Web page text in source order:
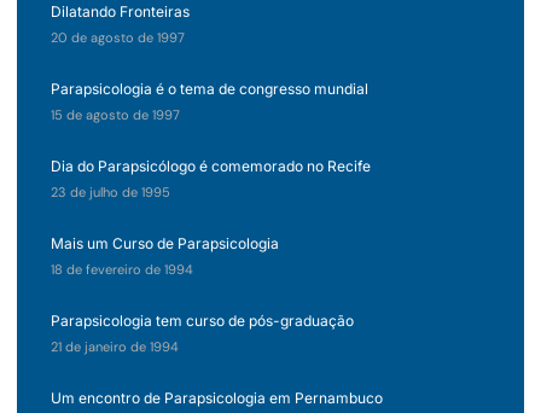
Dilatando Fronteiras
20 de agosto de 1997
Parapsicologia é o tema de congresso mundial
15 de agosto de 1997
Dia do Parapsicólogo é comemorado no Recife
23 de julho de 1995
Mais um Curso de Parapsicologia
18 de fevereiro de 1994
Parapsicologia tem curso de pós-graduação
21 de janeiro de 1994
Um encontro de Parapsicologia em Pernambuco